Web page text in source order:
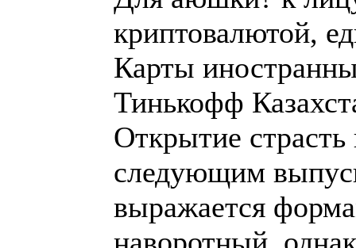
криптовалютой,
Карты
Тинькофф
Открытие
следующим
выражается